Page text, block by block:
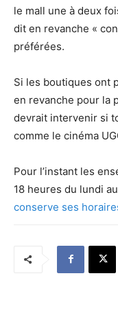
le mall une à deux
dit en revanche «
préférées.
Si les boutiques ont
en revanche pour la
devrait intervenir si
comme le cinéma
Pour l’instant les
18 heures du lundi
conserve ses